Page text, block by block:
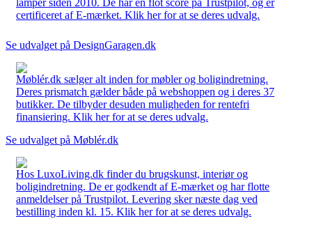
certificeret af E-mærket. Klik her for at se deres udvalg.
Se udvalget på DesignGaragen.dk
Møblér.dk sælger alt inden for møbler og boligindretning.
Deres prismatch gælder både på webshoppen og i deres 37
butikker. De tilbyder desuden muligheden for rentefri
finansiering. Klik her for at se deres udvalg.
Se udvalget på Møblér.dk
Hos LuxoLiving.dk finder du brugskunst, interiør og
boligindretning. De er godkendt af E-mærket og har flotte
anmeldelser på Trustpilot. Levering sker næste dag ved
bestilling inden kl. 15. Klik her for at se deres udvalg.